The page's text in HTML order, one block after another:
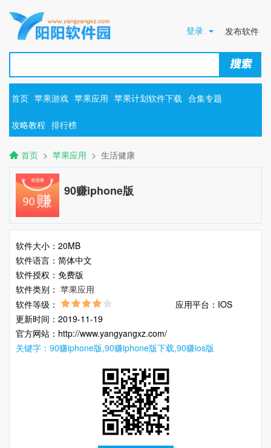
登录 发布软件
首页 苹果游戏 苹果应用 苹果计划软件下载 合集专题
攻略教程 排行榜
首页 > 苹果应用 > 生活健康
90赚iphone版
软件大小：20MB
软件语言：简体中文
软件授权：免费版
软件类别： 苹果应用
软件等级：
应用平台：IOS
更新时间：2019-11-19
官方网站：http://www.yangyangxz.com/
关键字：90赚iphone版,90赚iphone版下载,90赚ios版